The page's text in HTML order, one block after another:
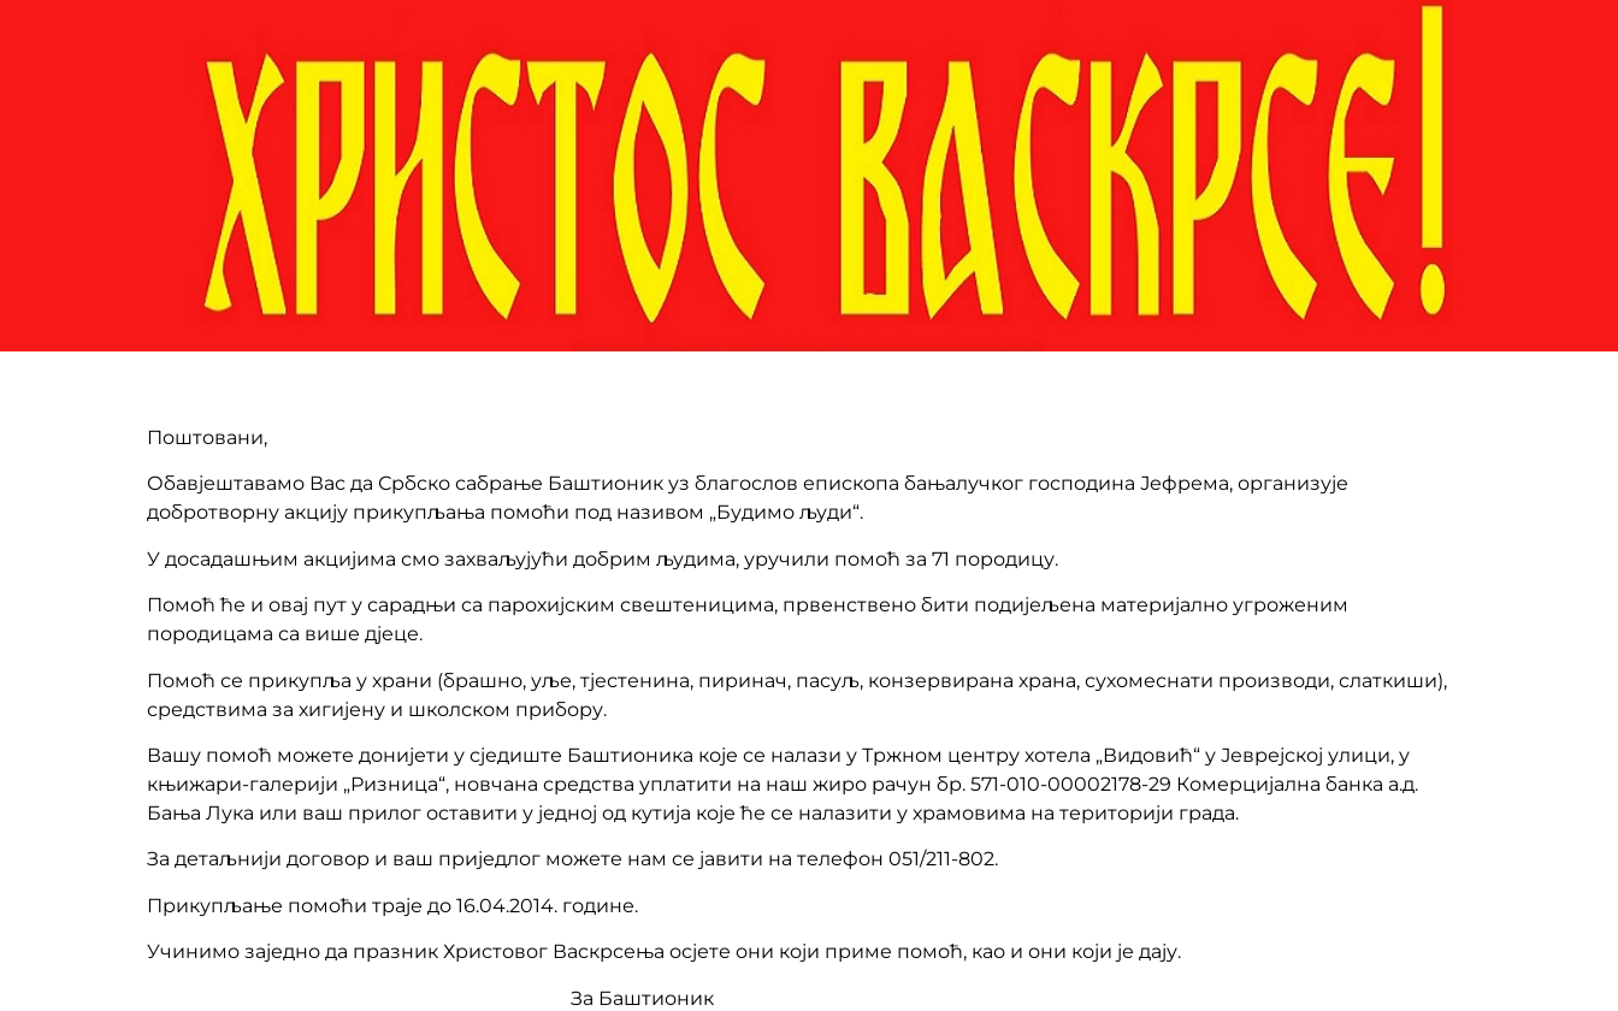
Поштовани,
Обавјештавамо Вас да Србско сабрање Баштионик уз благослов епископа бањалучког господина Јефрема, организује
добротворну акцију прикупљања помоћи под називом „Будимо људи“.
У досадашњим акцијима смо захваљујући добрим људима, уручили помоћ за 71 породицу.
Помоћ ће и овај пут у сарадњи са парохијским свештеницима, првенствено бити подијељена материјално угроженим
породицама са више дјеце.
Помоћ се прикупља у храни (брашно, уље, тјестенина, пиринач, пасуљ, конзервирана храна, сухомеснати производи, слаткиши),
средствима за хигијену и школском прибору.
Вашу помоћ можете донијети у сједиште Баштионика које се налази у Тржном центру хотела „Видовић“ у Јеврејској улици, у
књижари-галерији „Ризница“, новчана средства уплатити на наш жиро рачун бр. 571-010-00002178-29 Комерцијална банка а.д.
Бања Лука или ваш прилог оставити у једној од кутија које ће се налазити у храмовима на територији града.
За детаљнији договор и ваш приједлог можете нам се јавити на телефон 051/211-802.
Прикупљање помоћи траје до 16.04.2014. године.
Учинимо заједно да празник Христовог Васкрсења осјете они који приме помоћ, као и они који је дају.
За Баштионик